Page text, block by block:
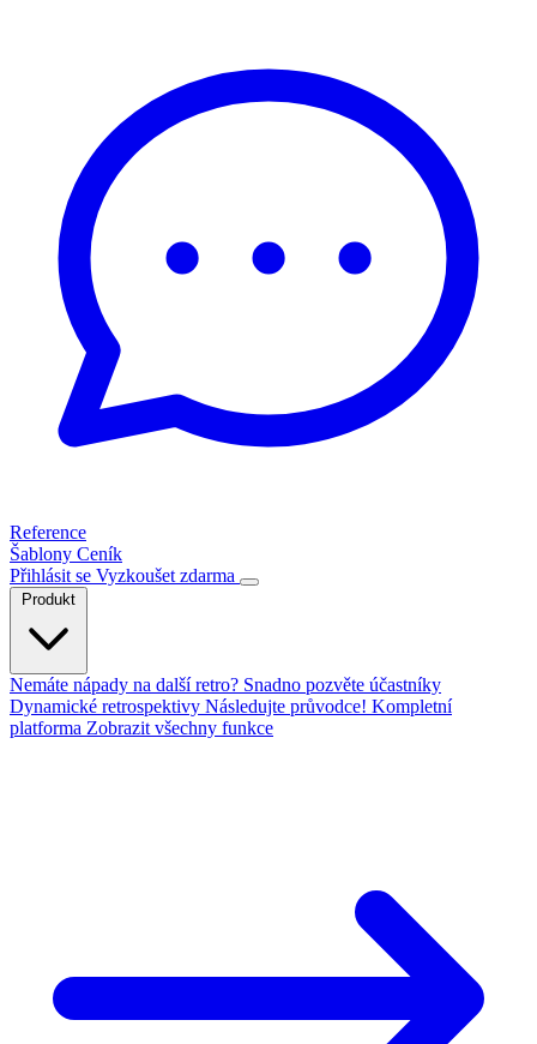
Reference
Šablony Ceník
Přihlásit se Vyzkoušet zdarma
Nemáte nápady na další retro? Snadno pozvěte účastníky
Dynamické retrospektivy Následujte průvodce! Kompletní
platforma Zobrazit všechny funkce